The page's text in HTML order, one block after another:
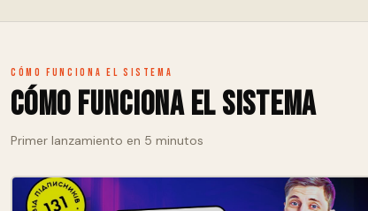
Cómo funciona el sistema
Cómo funciona el sistema
Primer lanzamiento en 5 minutos